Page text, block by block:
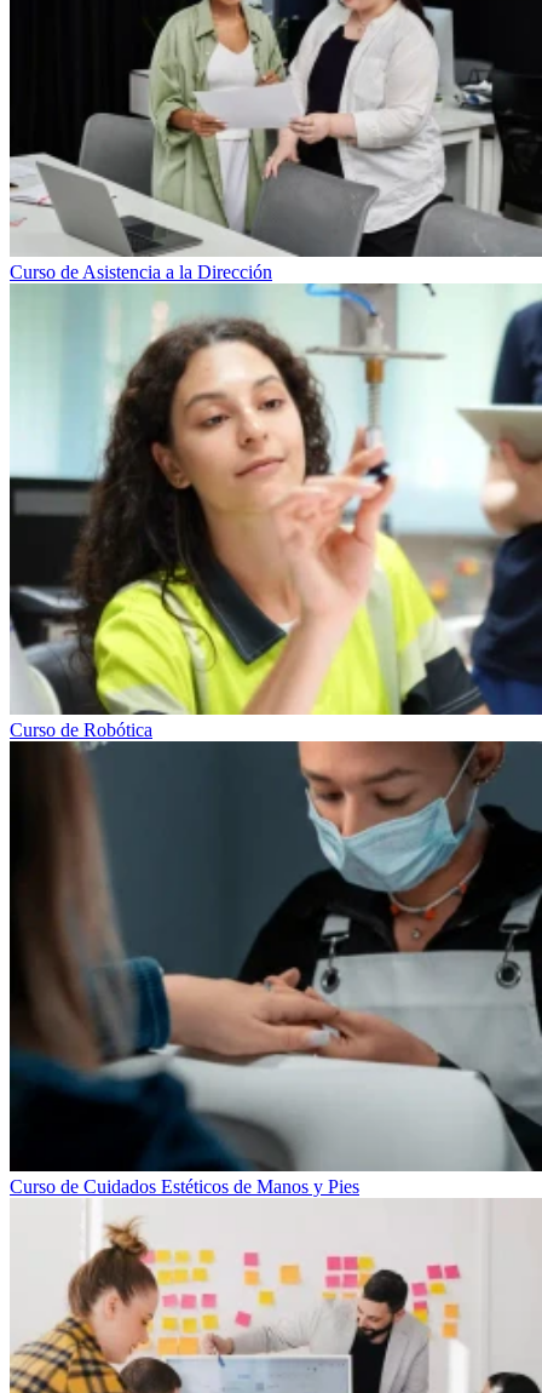
Curso de Asistencia a la Dirección
Curso de Robótica
Curso de Cuidados Estéticos de Manos y Pies